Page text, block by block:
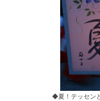
◆夏！テッセン